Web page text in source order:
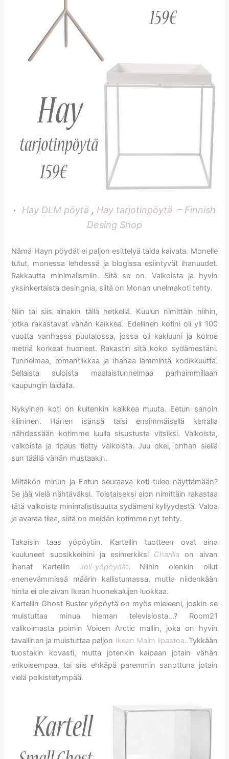
* Hay DLM pöytä , Hay tarjotinpöytä – Finnish
Desing Shop
Nämä Hayn pöydät ei paljon esittelyä taida kaivata. Monelle
tutut, monessa lehdessä ja blogissa esiintyvät ihanuudet.
Rakkautta minimalismiin. Sitä se on. Valkoista ja hyvin
yksinkertaista desingnia, siitä on Monan unelmakoti tehty.
Niin tai siis ainakin tällä hetkellä. Kuulun nimittäin niihin,
jotka rakastavat vähän kaikkea. Edellinen kotini oli yli 100
vuotta vanhassa puutalossa, jossa oli kakluuni ja kolme
metriä korkeat huoneet. Rakastin sitä koko sydämestäni.
Tunnelmaa, romantiikkaa ja ihanaa lämmintä kodikkuutta.
Sellaista suloista maalaistunnelmaa parhaimmillaan
kaupungin laidalla.
Nykyinen koti on kuitenkin kaikkea muuta. Eetun sanoin
kliininen. Hänen isänsä taisi ensimmäisellä kerralla
nähdessään kotimme luulla sisustusta vitsiksi. Valkoista,
valkoista ja ripaus tietty valkoista. Juu okei, onhan siellä
sun täällä vähän mustaakin.
Miltäkön minun ja Eetun seuraava koti tulee näyttämään?
Se jää vielä nähtäväksi. Toistaiseksi aion nimittäin rakastaa
tätä valkoista minimalistisuutta sydämeni kyllyydestä. Valoa
ja avaraa tilaa, siitä on meidän kotimme nyt tehty.
Takaisin taas yöpöytiin. Kartellin tuotteen ovat aina
kuuluneet suosikkeihini ja esimerkiksi Charilla on aivan
ihanat Kartellin
Joll-yöpöydät. Niihin olenkin ollut
enenevämmissä määrin kallistumassa, mutta niidenkään
hinta ei ole aivan Ikean huonekalujen luokkaa.
Kartellin Ghost Buster yöpöytä on myös mieleeni, joskin se
muistuttaa minua hieman televisiosta…? Room21
valikoimasta poimin Voicen Arctic mallin, joka on hyvin
tavallinen ja muistuttaa paljon Ikean Malm lipastoa. Tykkään
tuostakin kovasti, mutta jotenkin kaipaan jotain vähän
erikoisempaa, tai siis ehkäpä paremmin sanottuna jotain
vielä pelkistetympää.